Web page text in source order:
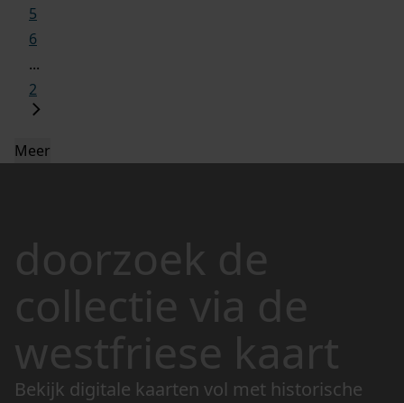
5
6
...
2
Meer
doorzoek de
collectie via de
westfriese kaart
Bekijk digitale kaarten vol met historische